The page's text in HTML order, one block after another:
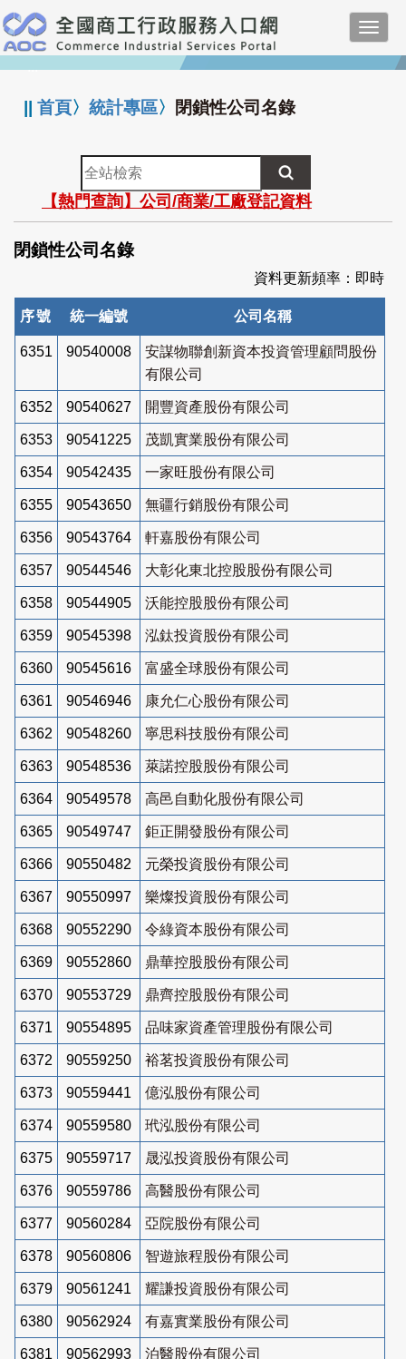
跳
到
主
要
:::
||首頁〉統計專區〉 閉鎖性公司名錄
全
站
檢
索
【熱門查詢】公司/商業/工廠登記資料
閉鎖性公司名錄
資料更新頻率：即時
序號 統一編號 公司名稱
6351 90540008
安謀物聯創新資本投資管理顧問股份
有限公司
6352 90540627 開豐資產股份有限公司
6353 90541225 茂凱實業股份有限公司
6354 90542435 一家旺股份有限公司
6355 90543650 無疆行銷股份有限公司
6356 90543764 軒嘉股份有限公司
6357 90544546 大彰化東北控股股份有限公司
6358 90544905 沃能控股股份有限公司
6359 90545398 泓鈦投資股份有限公司
6360 90545616 富盛全球股份有限公司
6361 90546946 康允仁心股份有限公司
6362 90548260 寧思科技股份有限公司
6363 90548536 萊諾控股股份有限公司
6364 90549578 高邑自動化股份有限公司
6365 90549747 鉅正開發股份有限公司
6366 90550482 元榮投資股份有限公司
6367 90550997 樂燦投資股份有限公司
6368 90552290 令綠資本股份有限公司
6369 90552860 鼎華控股股份有限公司
6370 90553729 鼎齊控股股份有限公司
6371 90554895 品味家資產管理股份有限公司
6372 90559250 裕茗投資股份有限公司
6373 90559441 億泓股份有限公司
6374 90559580 玳泓股份有限公司
6375 90559717 晟泓投資股份有限公司
6376 90559786 高醫股份有限公司
6377 90560284 亞院股份有限公司
6378 90560806 智遊旅程股份有限公司
6379 90561241 耀謙投資股份有限公司
6380 90562924 有嘉實業股份有限公司
6381 90562993 泊醫股份有限公司